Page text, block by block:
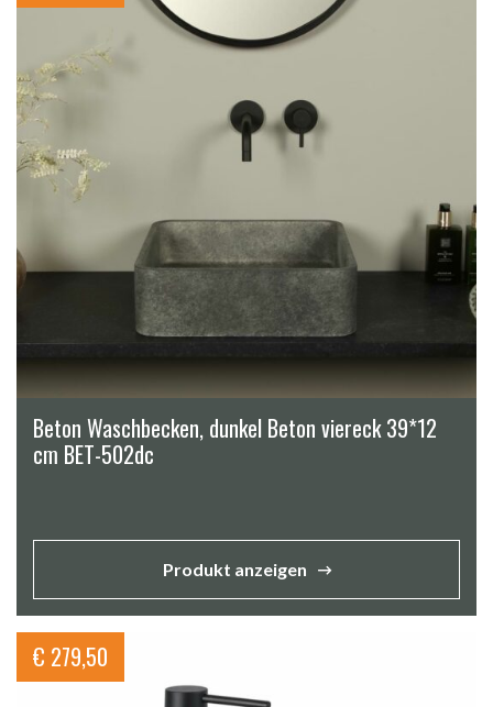
Beton Waschbecken, dunkel Beton viereck 39*12
cm BET-502dc
Produkt anzeigen
€ 279,50